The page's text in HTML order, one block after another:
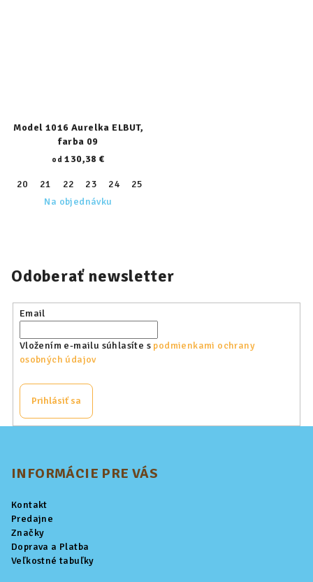
Model 1016 Aurelka ELBUT,
farba 09
od 130,38 €
20 21 22 23 24 25
Na objednávku
Odoberať newsletter
Email
Vložením e-mailu súhlasíte s podmienkami ochrany
osobných údajov
Prihlásiť sa
INFORMÁCIE PRE VÁS
Kontakt
Predajne
Značky
Doprava a Platba
Veľkostné tabuľky